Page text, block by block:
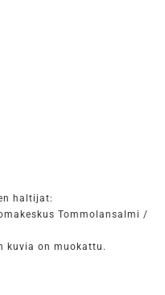
haltijat:
Tommolansalmi /
kuvia on muokattu.